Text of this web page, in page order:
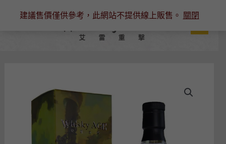
建議售價僅供參考，此網站不提供線上販售。 關閉